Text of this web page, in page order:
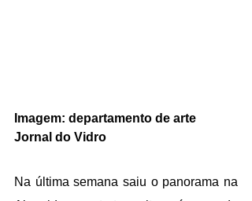
Imagem: departamento de arte
Jornal do Vidro
Na última semana saiu o panorama na